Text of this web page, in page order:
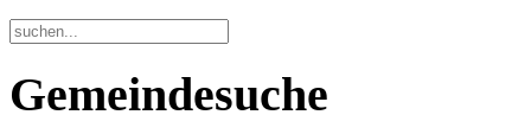
Gemeindesuche